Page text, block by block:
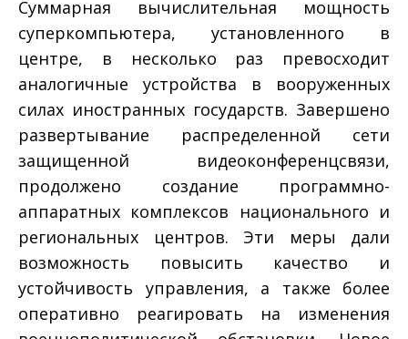
Суммарная вычислительная мощность
суперкомпьютера, установленного в
центре, в несколько раз превосходит
аналогичные устройства в вооруженных
силах иностранных государств. Завершено
развертывание распределенной сети
защищенной видео­конференц­связи,
продолжено создание программно­
аппаратных комплексов национального и
региональных центров. Эти меры дали
возможность повысить качество и
устойчивость управления, а также более
оперативно реагировать на изменения